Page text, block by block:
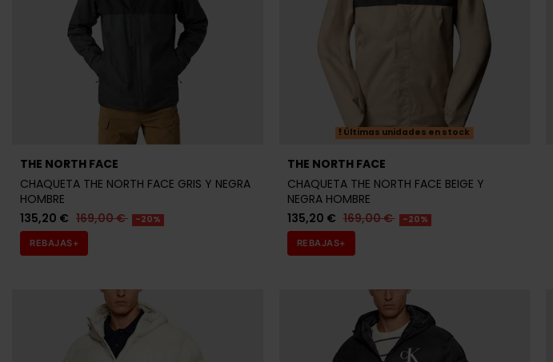
THE NORTH FACE
CHAQUETA THE NORTH FACE GRIS Y NEGRA
HOMBRE
135,20 € 169,00 € -20%
REBAJAS+
Últimas unidades en stock
THE NORTH FACE
CHAQUETA THE NORTH FACE BEIGE Y
NEGRA HOMBRE
135,20 € 169,00 € -20%
REBAJAS+